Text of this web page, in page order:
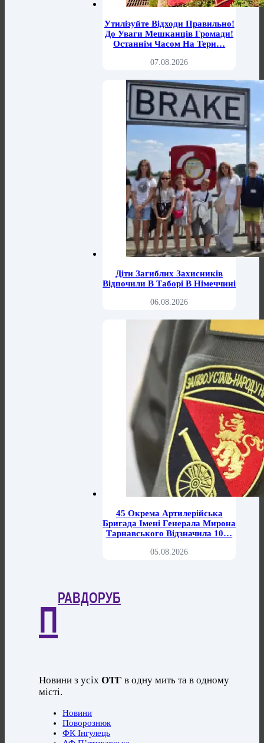
Утилізуйте Відходи Правильно!
До Уваги Мешканців Громади!
Останнім Часом На Тери…
07.08.2026
Діти Загиблих Захисників
Відпочили В Таборі В Німеччині
06.08.2026
45 Окрема Артилерійська
Бригада Імені Генерала Мирона
Тарнавського Відзначила 10…
05.08.2026
П
РАВДОРУБ
Новини з усіхОТГ в одну мить та в одному
місті.
Новини
Поворознюк
ФК Інгулець